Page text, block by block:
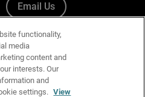
Email Us
functionality,
media
content and
interests. Our
and
settings. View